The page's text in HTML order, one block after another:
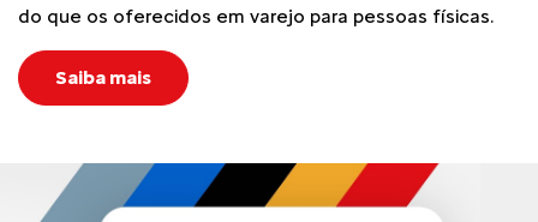
do que os oferecidos em varejo para pessoas físicas.
Saiba mais